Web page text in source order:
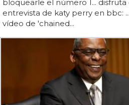
bloquearle el número 1...
entrevista de katy perry en bbc:
vídeo de 'chained...